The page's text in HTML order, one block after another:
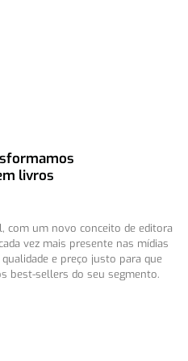
livros
com um novo conceito de editora
vez mais presente nas mídias
e preço justo para que
best-sellers do seu segmento.